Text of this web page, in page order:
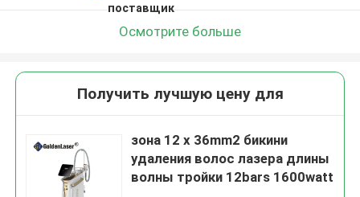
поставщик
Осмотрите больше
Получить лучшую цену для
зона 12 x 36mm2 бикини
удаления волос лазера длины
волны тройки 12bars 1600watt